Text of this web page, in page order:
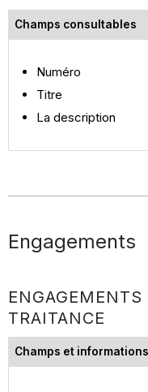
Champs consultables
Numéro
Titre
La description
Engagements
TRAITANCE
Champs et